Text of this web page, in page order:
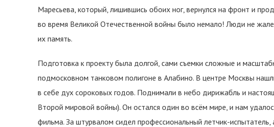
Маресьева, который, лишившись обоих ног, вернулся на фронт и
во время Великой Отечественной войны было немало! Люди не
их память.
Подготовка к проекту была долгой, сами съемки сложные и
подмосковном танковом полигоне в Алабино. В центре Москвы
в себе дух сороковых годов. Поднимали в небо дирижабль и
Второй мировой войны). Он остался один во всём мире, и нам
фильма. За штурвалом сидел профессиональный летчик-